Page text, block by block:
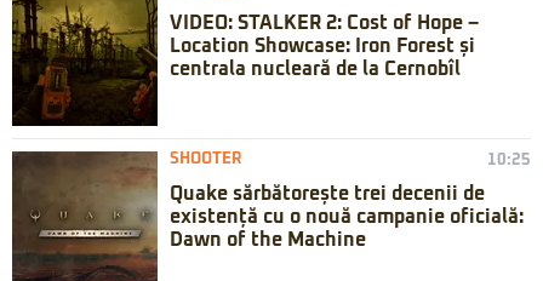
VIDEO: STALKER 2: Cost of Hope –
Location Showcase: Iron Forest și
centrala nucleară de la Cernobîl
SHOOTER 10:25
Quake sărbătorește trei decenii de
existență cu o nouă campanie oficială:
Dawn of the Machine